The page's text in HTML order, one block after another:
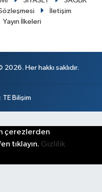
İletişim
Yayın İlkeleri
Her hakkı saklıdır.
: TE Bilişim
çerezlerden
tıklayın. Gizlilik